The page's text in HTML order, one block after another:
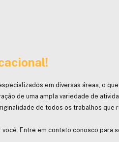
em diversas áreas, o
de uma ampla variedade de
de todos os trabalhos que
Entre em contato conosco para